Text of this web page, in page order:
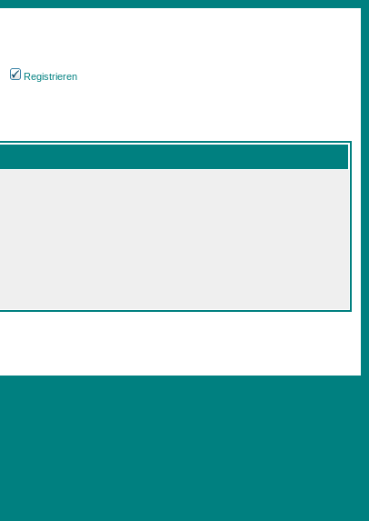
Registrieren